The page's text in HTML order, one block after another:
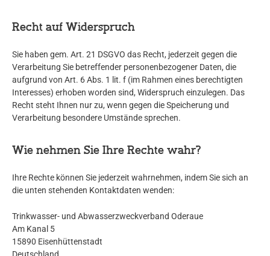
Recht auf Widerspruch
Sie haben gem. Art. 21 DSGVO das Recht, jederzeit gegen die
Verarbeitung Sie betreffender personenbezogener Daten, die
aufgrund von Art. 6 Abs. 1 lit. f (im Rahmen eines berechtigten
Interesses) erhoben worden sind, Widerspruch einzulegen. Das
Recht steht Ihnen nur zu, wenn gegen die Speicherung und
Verarbeitung besondere Umstände sprechen.
Wie nehmen Sie Ihre Rechte wahr?
Ihre Rechte können Sie jederzeit wahrnehmen, indem Sie sich an
die unten stehenden Kontaktdaten wenden:
Trinkwasser- und Abwasserzweckverband Oderaue
Am Kanal 5
15890 Eisenhüttenstadt